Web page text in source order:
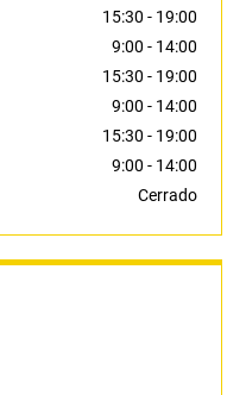
15:30 - 19:00
9:00 - 14:00
15:30 - 19:00
9:00 - 14:00
15:30 - 19:00
9:00 - 14:00
Cerrado